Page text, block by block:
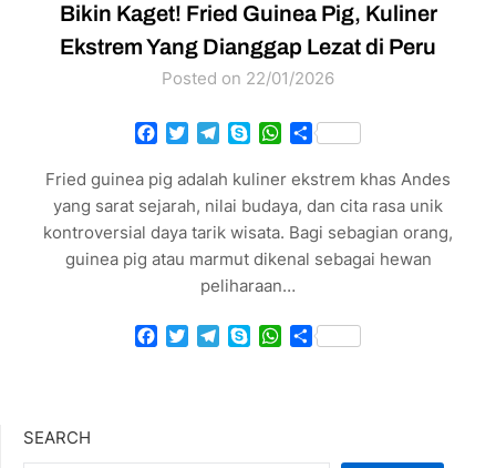
Bikin Kaget! Fried Guinea Pig, Kuliner
Ekstrem Yang Dianggap Lezat di Peru
Posted on 22/01/2026
Facebook
TwitterTelegram
SkypeWhatsApp
Share
Fried guinea pig adalah kuliner ekstrem khas Andes
yang sarat sejarah, nilai budaya, dan cita rasa unik
kontroversial daya tarik wisata. Bagi sebagian orang,
guinea pig atau marmut dikenal sebagai hewan
peliharaan…
Facebook
TwitterTelegram
SkypeWhatsApp
Share
SEARCH